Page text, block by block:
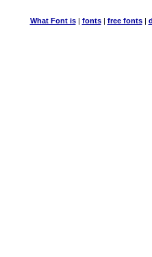
What Font is| fonts| free fonts|